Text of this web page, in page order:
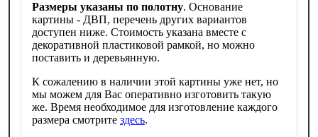
Размеры указаны по полотну. Основание
картины - ДВП, перечень других вариантов
доступен ниже. Стоимость указана вместе с
декоративной пластиковой рамкой, но можно
поставить и деревьянную.
К сожалению в наличии этой картины уже нет, но
мы можем для Вас оперативно изготовить такую
же. Время необходимое для изготовление каждого
размера смотрите здесь.